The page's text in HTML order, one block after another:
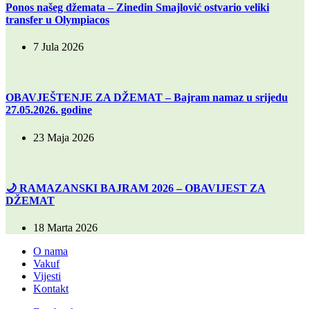
Ponos našeg džemata – Zinedin Smajlović ostvario veliki
transfer u Olympiacos
7 Jula 2026
OBAVJEŠTENJE ZA DŽEMAT – Bajram namaz u srijedu
27.05.2026. godine
23 Maja 2026
🌙 RAMAZANSKI BAJRAM 2026 – OBAVIJEST ZA
DŽEMAT
18 Marta 2026
O nama
Vakuf
Vijesti
Kontakt